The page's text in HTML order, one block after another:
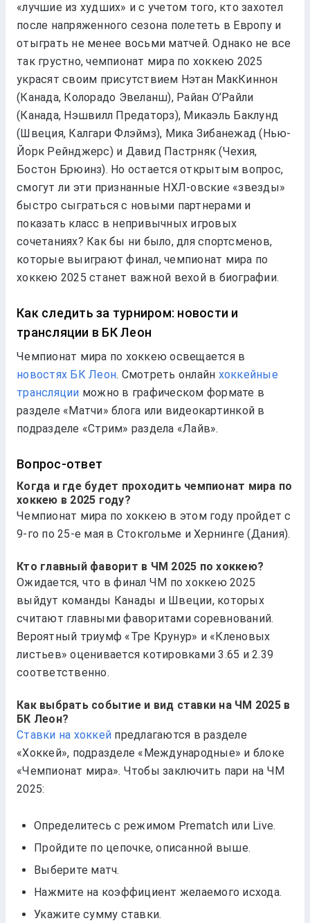
«лучшие из худших» и с учетом того, кто захотел
после напряженного сезона полететь в Европу и
отыграть не менее восьми матчей. Однако не все
так грустно, чемпионат мира по хоккею 2025
украсят своим присутствием Нэтан МакКиннон
(Канада, Колорадо Эвеланш), Райан О’Райли
(Канада, Нэшвилл Предаторз), Микаэль Баклунд
(Швеция, Калгари Флэймз), Мика Зибанежад (Нью-
Йорк Рейнджерс) и Давид Пастрняк (Чехия,
Бостон Брюинз). Но остается открытым вопрос,
смогут ли эти признанные НХЛ-овские «звезды»
быстро сыграться с новыми партнерами и
показать класс в непривычных игровых
сочетаниях? Как бы ни было, для спортсменов,
которые выиграют финал, чемпионат мира по
хоккею 2025 станет важной вехой в биографии.
Как следить за турниром: новости и
трансляции в БК Леон
Чемпионат мира по хоккею освещается в
новостях БК Леон. Смотреть онлайн хоккейные
трансляции можно в графическом формате в
разделе «Матчи» блога или видеокартинкой в
подразделе «Стрим» раздела «Лайв».
Вопрос-ответ
Когда и где будет проходить чемпионат мира по
хоккею в 2025 году?
Чемпионат мира по хоккею в этом году пройдет с
9-го по 25-е мая в Стокгольме и Хернинге (Дания).
Кто главный фаворит в ЧМ 2025 по хоккею?
Ожидается, что в финал ЧМ по хоккею 2025
выйдут команды Канады и Швеции, которых
считают главными фаворитами соревнований.
Вероятный триумф «Тре Крунур» и «Кленовых
листьев» оценивается котировками 3.65 и 2.39
соответственно.
Как выбрать событие и вид ставки на ЧМ 2025 в
БК Леон?
Ставки на хоккей предлагаются в разделе
«Хоккей», подразделе «Международные» и блоке
«Чемпионат мира». Чтобы заключить пари на ЧМ
2025:
Определитесь с режимом Prematch или Live.
Пройдите по цепочке, описанной выше.
Выберите матч.
Нажмите на коэффициент желаемого исхода.
Укажите сумму ставки.